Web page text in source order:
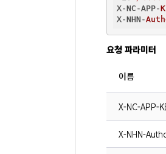
X-NC-APP-
X-NHN-
요청 파라미터
이름
X-NC-APP-
X-NHN-